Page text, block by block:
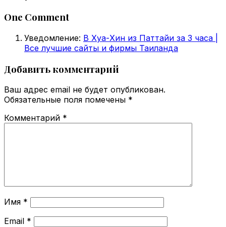
One Comment
Уведомление: В Хуа-Хин из Паттайи за 3 часа |
Все лучшие сайты и фирмы Таиланда
Добавить комментарий
Ваш адрес email не будет опубликован.
Обязательные поля помечены *
Комментарий *
Имя *
Email *